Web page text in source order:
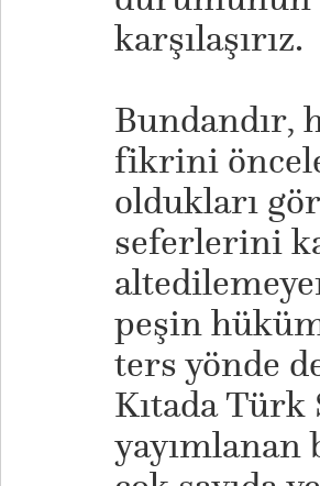
karşılaşırız.
Bundandır,
fikrini
oldukları
seferlerini
peşin
ters yönde
Kıtada Türk
yayımlanan